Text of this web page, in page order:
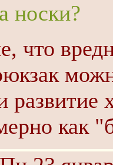
носки?
что
развитие
как